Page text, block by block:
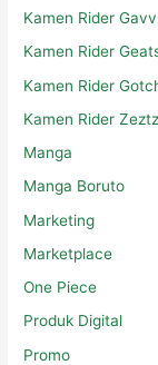
Kamen Rider Gavv
Kamen Rider
Kamen Rider
Kamen Rider Zeztz
Manga
Manga Boruto
Marketing
Marketplace
One Piece
Produk Digital
Promo